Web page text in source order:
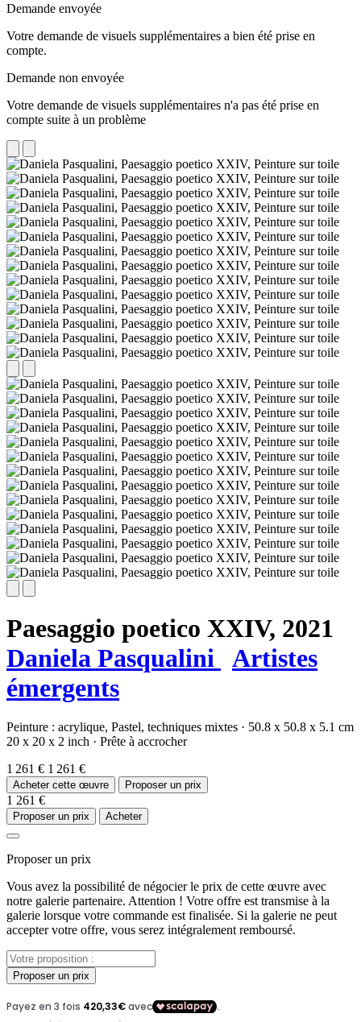
Demande envoyée
Votre demande de visuels supplémentaires a bien été prise en
compte.
Demande non envoyée
Votre demande de visuels supplémentaires n'a pas été prise en
compte suite à un problème
Paesaggio poetico XXIV, 2021
Daniela Pasqualini
Artistes
émergents
Peinture : acrylique, Pastel, techniques mixtes · 50.8 x 50.8 x 5.1 cm
20 x 20 x 2 inch · Prête à accrocher
1 261 € 1 261 €
Acheter cette œuvre Proposer un prix
1 261 €
Proposer un prix Acheter
Proposer un prix
Vous avez la possibilité de négocier le prix de cette œuvre avec
notre galerie partenaire. Attention ! Votre offre est transmise à la
galerie lorsque votre commande est finalisée. Si la galerie ne peut
accepter votre offre, vous serez intégralement remboursé.
Proposer un prix